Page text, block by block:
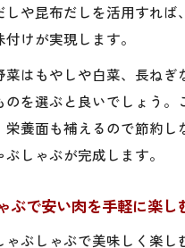
しや昆布だしを活用すれば
けが実現します。
菜はもやしや白菜、長ねぎ
のを選ぶと良いでしょう。
栄養面も補えるので節約し
しゃぶが完成します。
ぶで安い肉を手軽に楽し
ゃぶしゃぶで美味しく楽し